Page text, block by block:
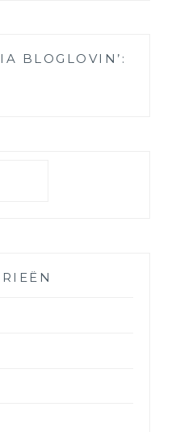
BLOGLOVIN’: